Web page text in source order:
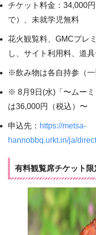
チケット料金：34,000
で）、未就学児無料
花火観覧料、GMCプレ
し、サイト利用料、道
※飲み物は各自持参（一
※ 8月9日(水)「〜ムーミ
は36,000円（税込）〜
申込先： https://metsa-
hannobbq.urkt.in/ja/
有料観覧席チケット限